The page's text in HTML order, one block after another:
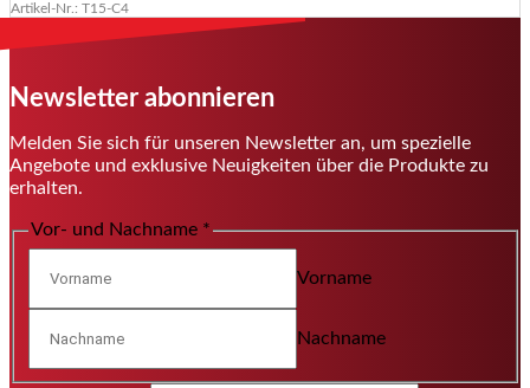
Artikel-Nr.: T15-C4
Newsletter abonnieren
Melden Sie sich für unseren Newsletter an, um spezielle
Angebote und exklusive Neuigkeiten über die Produkte zu
erhalten.
Vor- und Nachname *
Vorname
Nachname